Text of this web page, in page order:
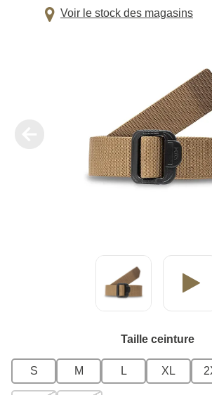
Voir le stock des magasins
Taille ceinture
S M L XL